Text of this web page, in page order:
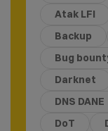
Atak LFI
Backup
Bug
Darknet
DNS DANE
DoT